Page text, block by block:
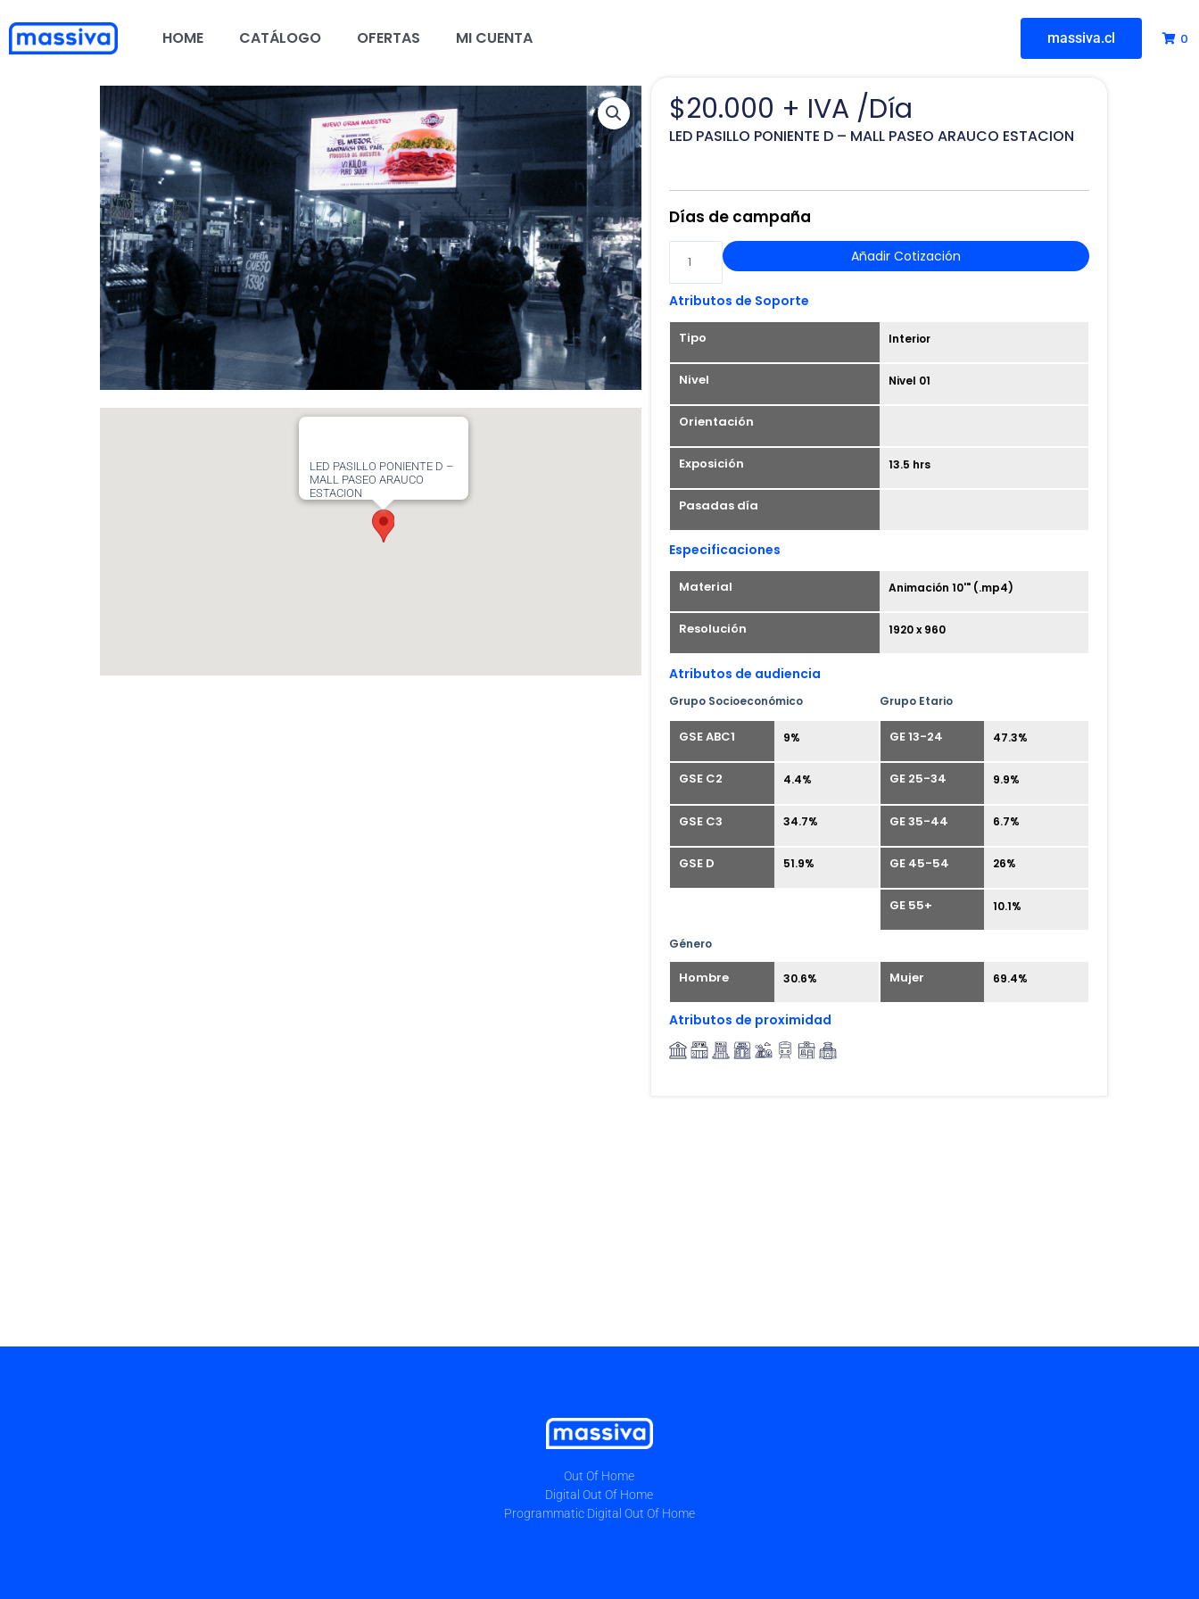
al
contenido
HOME CATÁLOGO OFERTAS MI CUENTA massiva.cl 0
LED PASILLO PONIENTE D –
MALL PASEO ARAUCO
ESTACION
$20.000 + IVA /Día
LED PASILLO PONIENTE D – MALL PASEO ARAUCO ESTACION
Días de campaña
PASILLO
PONIENTE
D
-
MALL
PASEO
ARAUCO
cantidad
Añadir Cotización
Atributos de Soporte
Tipo Interior
Nivel Nivel 01
Orientación
Exposición 13.5 hrs
Pasadas día
Especificaciones
Material Animación 10'" (.mp4)
Resolución 1920 x 960
Atributos de audiencia
Grupo Socioeconómico
GSE ABC1 9%
GSE C2 4.4%
GSE C3 34.7%
GSE D 51.9%
Grupo Etario
GE 13-24 47.3%
GE 25-34 9.9%
GE 35-44 6.7%
GE 45-54 26%
GE 55+ 10.1%
Género
Hombre 30.6% Mujer 69.4%
Atributos de proximidad
Out Of Home
Digital Out Of Home
Programmatic Digital Out Of Home